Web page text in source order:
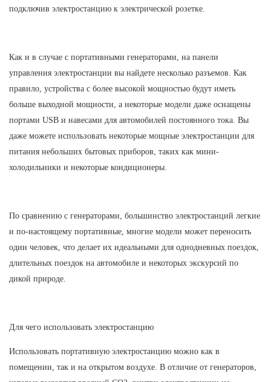
подключив электростанцию ​​к электрической розетке.
Как и в случае с портативными генераторами, на панели
управления электростанции вы найдете несколько разъемов. Как
правило, устройства с более высокой мощностью будут иметь
больше выходной мощности, а некоторые модели даже оснащены
портами USB и навесами для автомобилей постоянного тока. Вы
даже можете использовать некоторые мощные электростанции для
питания небольших бытовых приборов, таких как мини-
холодильники и некоторые кондиционеры.
По сравнению с генераторами, большинство электростанций легкие
и по-настоящему портативные, многие модели может переносить
один человек, что делает их идеальными для однодневных поездок,
длительных поездок на автомобиле и некоторых экскурсий по
дикой природе.
Для чего использовать электростанцию
Использовать портативную электростанцию ​​можно как в
помещении, так и на открытом воздухе. В отличие от генераторов,